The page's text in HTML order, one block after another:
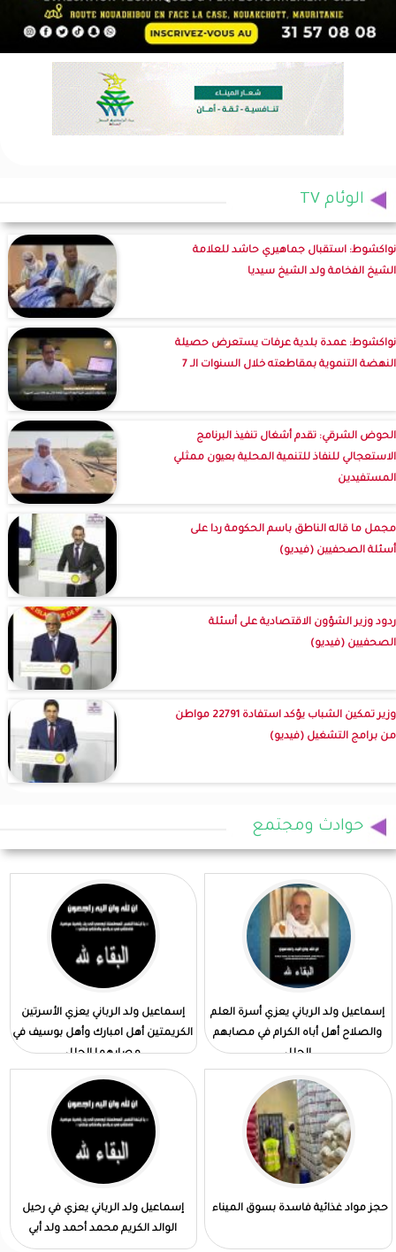
الوئام TV
نواكشوط: استقبال جماهيري حاشد للعلامة
الشيخ الفخامة ولد الشيخ سيديا
نواكشوط: عمدة بلدية عرفات يستعرض حصيلة
النهضة التنموية بمقاطعته خلال السنوات الـ 7
الحوض الشرقي: تقدم أشغال تنفيذ البرنامج
الاستعجالي للنفاذ للتنمية المحلية بعيون ممثلي
المستفيدين
مجمل ما قاله الناطق باسم الحكومة ردا على
أسئلة الصحفيين (فيديو)
ردود وزير الشؤون الاقتصادية على أسئلة
الصحفيين (فيديو)
وزير تمكين الشباب يؤكد استفادة 22791 مواطن
من برامج التشغيل (فيديو)
حوادث ومجتمع
إسماعيل ولد الرباني يعزي أسرة العلم
والصلاح أهل أباه الكرام في مصابهم
الجلل
إسماعيل ولد الرباني يعزي الأسرتين
الكريمتين أهل امبارك وأهل بوسيف في
مصابهما الجلل
حجز مواد غذائية فاسدة بسوق الميناء
إسماعيل ولد الرباني يعزي في رحيل
الوالد الكريم محمد أحمد ولد أبي